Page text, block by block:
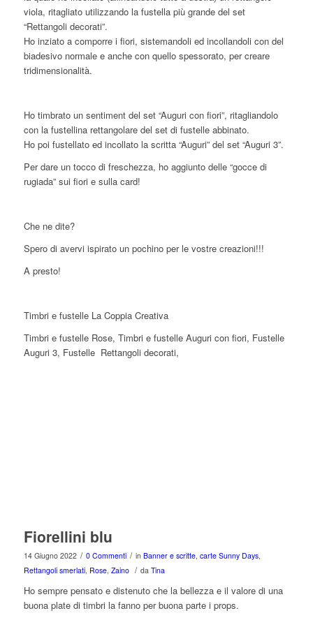
viola, ritagliato utilizzando la fustella più grande del set
“Rettangoli decorati”.
Ho inziato a comporre i fiori, sistemandoli ed incollandoli con del
biadesivo normale e anche con quello spessorato, per creare
tridimensionalità.
Ho timbrato un sentiment del set “Auguri con fiori”, ritagliandolo
con la fustellina rettangolare del set di fustelle abbinato.
Ho poi fustellato ed incollato la scritta “Auguri” del set “Auguri 3”.
Per dare un tocco di freschezza, ho aggiunto delle “gocce di
rugiada” sui fiori e sulla card!
Che ne dite?
Spero di avervi ispirato un pochino per le vostre creazioni!!!
A presto!
Timbri e fustelle La Coppia Creativa
Timbri e fustelle Rose, Timbri e fustelle Auguri con fiori, Fustelle
Auguri 3, Fustelle Rettangoli decorati,
Fiorellini blu
14 Giugno 2022 / 0 Commenti / in Banner e scritte, carte Sunny Days,
Rettangoli smerlati, Rose, Zaino / da Tina
Ho sempre pensato e distenuto che la bellezza e il valore di una
buona plate di timbri la fanno per buona parte i props.